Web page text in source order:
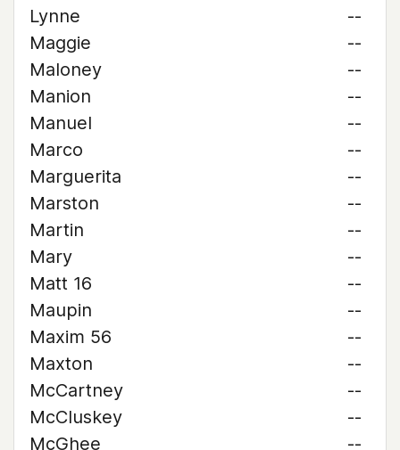
Lynne
--
Maggie
--
Maloney
--
Manion
--
Manuel
--
Marco
--
Marguerita
--
Marston
--
Martin
--
Mary
--
Matt 16
--
Maupin
--
Maxim 56
--
Maxton
--
McCartney
--
McCluskey
--
McGhee
--